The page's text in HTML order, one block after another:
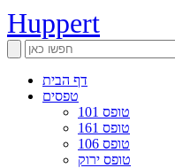
Huppert
דף הבית
טפסים
טופס 101
טופס 161
טופס 106
טופס ירוק